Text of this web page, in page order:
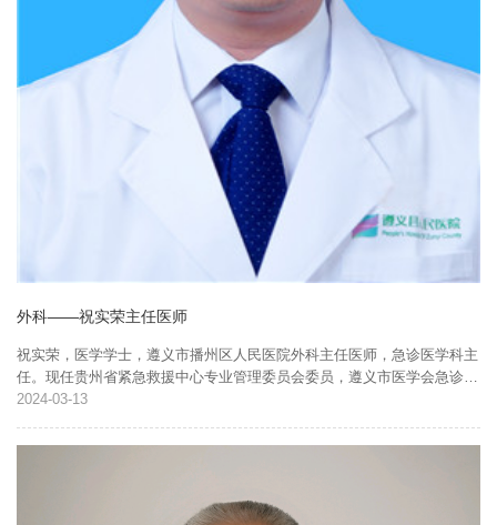
外科——祝实荣主任医师
祝实荣，医学学士，遵义市播州区人民医院外科主任医师，急诊医学科主
任。现任贵州省紧急救援中心专业管理委员会委员，遵义市医学会急诊分
会常委，遵义市创伤救治联盟常委。2001－2002年贵州医科大学附属医
03-13
2024